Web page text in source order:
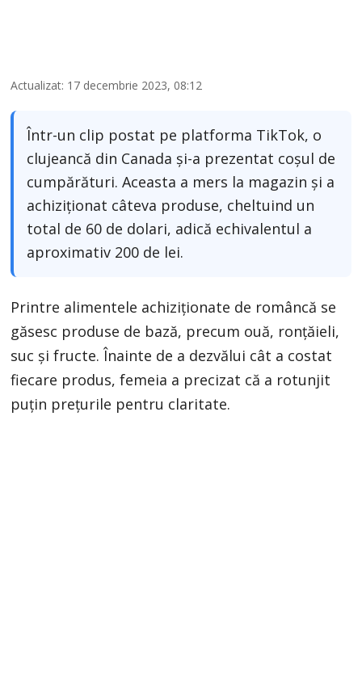
Actualizat: 17 decembrie 2023, 08:12
Într-un clip postat pe platforma TikTok, o
clujeancă din Canada și-a prezentat coșul de
cumpărături. Aceasta a mers la magazin și a
achiziționat câteva produse, cheltuind un
total de 60 de dolari, adică echivalentul a
aproximativ 200 de lei.
Printre alimentele achiziționate de româncă se
găsesc produse de bază, precum ouă, ronțăieli,
suc și fructe. Înainte de a dezvălui cât a costat
fiecare produs, femeia a precizat că a rotunjit
puțin prețurile pentru claritate.